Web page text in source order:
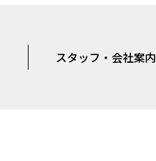
スタッフ・会社案内